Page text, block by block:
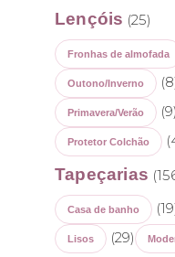
Lençóis (25)
Fronhas de almofada
Outono/Inverno
Primavera/Verão (9)
Protetor Colchão
Tapeçarias
Casa de banho
Lisos (29)